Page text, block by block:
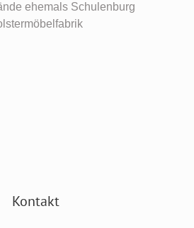
ehemals Schulenburg
Kontakt